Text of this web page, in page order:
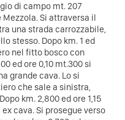
di campo mt. 207
Si attraversa il
una strada carrozzabile,
stesso. Dopo km. 1 ed
nel fitto bosco con
ed ore 0,10 mt.300 si
grande cava. Lo si
che sale a sinistra,
km. 2,800 ed ore 1,15
cava. Si prosegue verso